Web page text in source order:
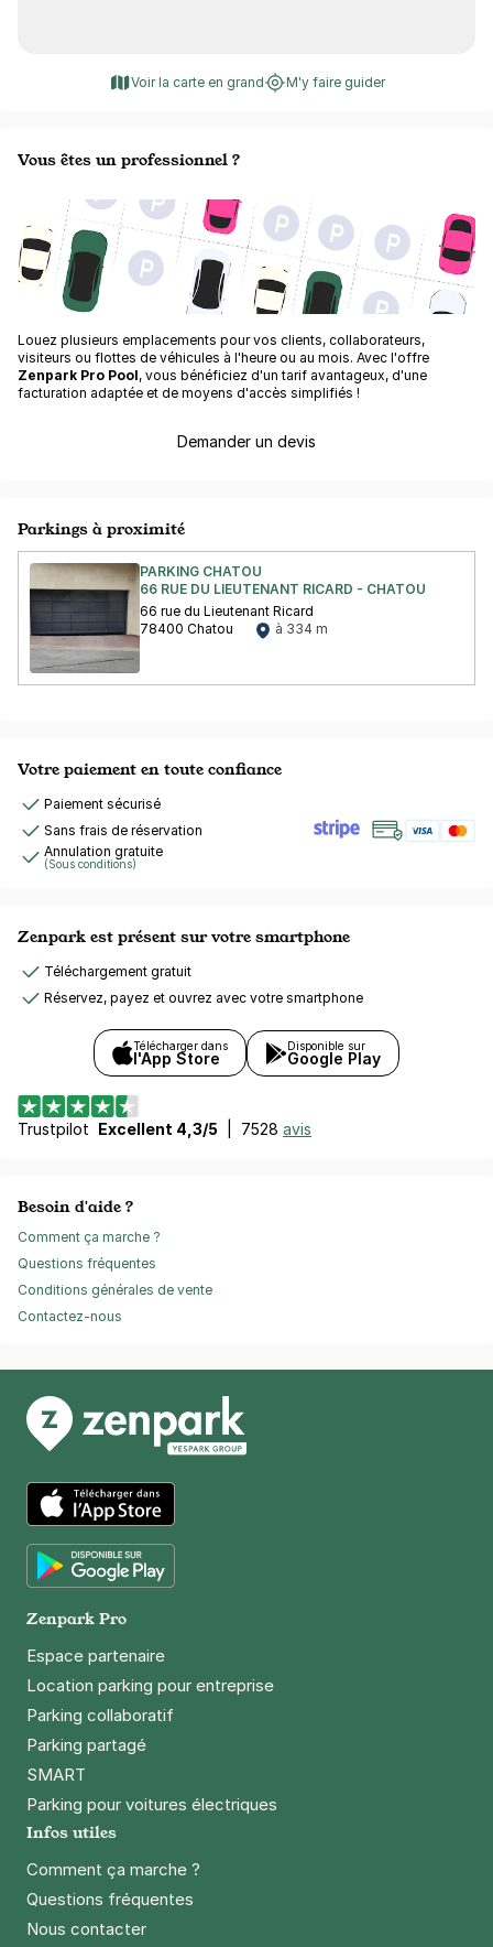
Voir la carte en grand M'y faire guider
Vous êtes un professionnel ?
Louez plusieurs emplacements pour vos clients, collaborateurs,
visiteurs ou flottes de véhicules à l'heure ou au mois. Avec l'offre
Zenpark Pro Pool, vous bénéficiez d'un tarif avantageux, d'une
facturation adaptée et de moyens d'accès simplifiés !
Demander un devis
Parkings à proximité
PARKING CHATOU
66 RUE DU LIEUTENANT RICARD - CHATOU
66 rue du Lieutenant Ricard
78400 Chatou
à 334 m
Votre paiement en toute confiance
Paiement sécurisé
Sans frais de réservation
Annulation gratuite
(Sous conditions)
Zenpark est présent sur votre smartphone
Téléchargement gratuit
Réservez, payez et ouvrez avec votre smartphone
Télécharger dans
l'App Store
Disponible sur
Google Play
Trustpilot Excellent 4,3/5 7528 avis
Besoin d'aide ?
Comment ça marche ?
Questions fréquentes
Conditions générales de vente
Contactez-nous
App Store
Zenpark Pro
Espace partenaire
Location parking pour entreprise
Parking collaboratif
Parking partagé
SMART
Parking pour voitures électriques
Infos utiles
Comment ça marche ?
Questions fréquentes
Nous contacter